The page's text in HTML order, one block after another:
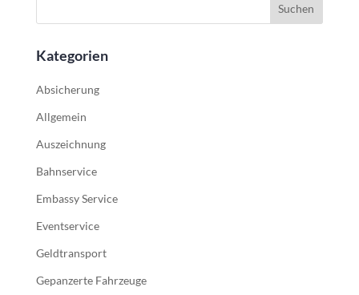
Kategorien
Absicherung
Allgemein
Auszeichnung
Bahnservice
Embassy Service
Eventservice
Geldtransport
Gepanzerte Fahrzeuge